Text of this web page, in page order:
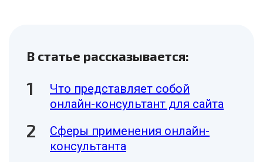
В статье рассказывается:
Что представляет собой
онлайн-консультант для сайта
Сферы применения онлайн-
консультанта